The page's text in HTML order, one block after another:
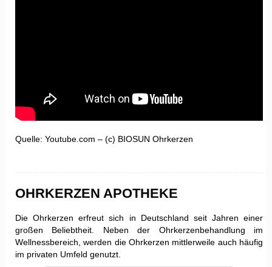
Quelle: Youtube.com – (c) BIOSUN Ohrkerzen
OHRKERZEN APOTHEKE
Die Ohrkerzen erfreut sich in Deutschland seit Jahren einer
großen Beliebtheit. Neben der Ohrkerzenbehandlung im
Wellnessbereich, werden die Ohrkerzen mittlerweile auch häufig
im privaten Umfeld genutzt.